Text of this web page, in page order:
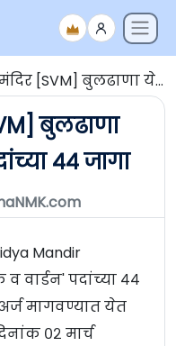
येथे 'शिक्षक व वार्डन' पदांच्या ४४ जागा
बुलढाणा
४४ जागा
Mandir
वार्डन' पदांच्या ४४
मागवण्यात येत
०२ मार्च